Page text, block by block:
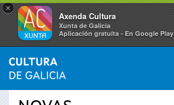
×
Axenda Cultura
Xunta de Galicia
Aplicación gratuíta - En Google Play
Vostede
INICIO › ACTUALIDADE